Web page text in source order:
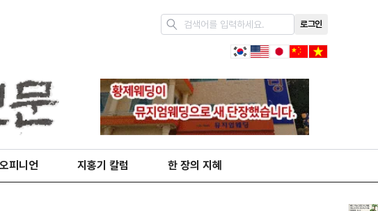
로그인
오피니언 지홍기 칼럼 한 장의 지혜